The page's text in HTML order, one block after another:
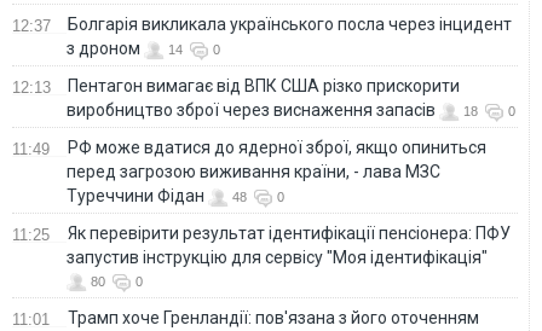
12:37
Болгарія викликала українського посла через інцидент
з дроном
14 0
12:13
Пентагон вимагає від ВПК США різко прискорити
виробництво зброї через виснаження запасів
18 0
11:49
РФ може вдатися до ядерної зброї, якщо опиниться
перед загрозою виживання країни, - лава МЗС
Туреччини Фідан
48 0
11:25
Як перевірити результат ідентифікації пенсіонера: ПФУ
запустив інструкцію для сервісу "Моя ідентифікація"
80 0
11:01
Трамп хоче Гренландії: пов'язана з його оточенням